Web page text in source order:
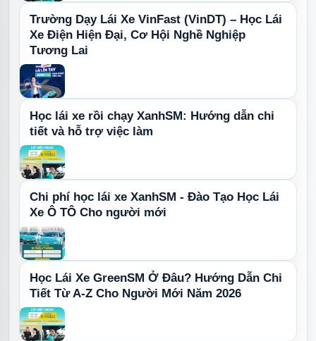
Trường Dạy Lái Xe VinFast (VinDT) – Học Lái
Xe Điện Hiện Đại, Cơ Hội Nghề Nghiệp
Tương Lai
Học lái xe rồi chạy XanhSM: Hướng dẫn chi
tiết và hỗ trợ việc làm
Chi phí học lái xe XanhSM - Đào Tạo Học Lái
Xe Ô TÔ Cho người mới
Học Lái Xe GreenSM Ở Đâu? Hướng Dẫn Chi
Tiết Từ A-Z Cho Người Mới Năm 2026